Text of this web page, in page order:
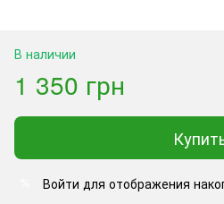
В наличии
1 350 грн
Войти для отображения